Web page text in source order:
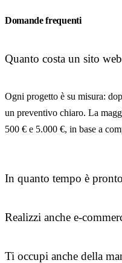
Domande frequenti
Quanto costa un sito
Ogni progetto è su misura:
un preventivo chiaro. La
500 € e 5.000 €, in base a
In quanto tempo è
Realizzi anche e-
Ti occupi anche della